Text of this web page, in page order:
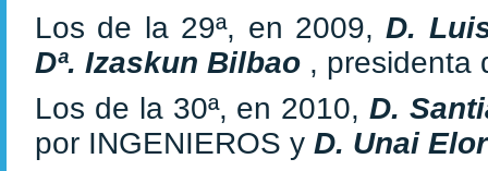
Los de la 29ª, en 2009,D.
Dª. Izaskun Bilbao , presidenta
Los de la 30ª, en 2010,D.
por INGENIEROS y D. Unai